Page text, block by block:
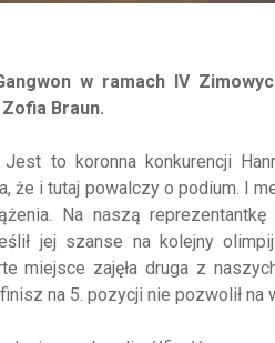
w ramach IV
Braun.
to koronna konkurencji
że i tutaj powalczy o podium. I
Na naszą reprezentantkę
jej szanse na kolejny
miejsce zajęła druga z
na 5. pozycji nie pozwolił na